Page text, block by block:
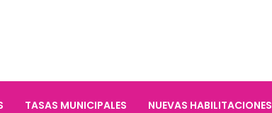
TASAS MUNICIPALES NUEVAS HABILITACIONES